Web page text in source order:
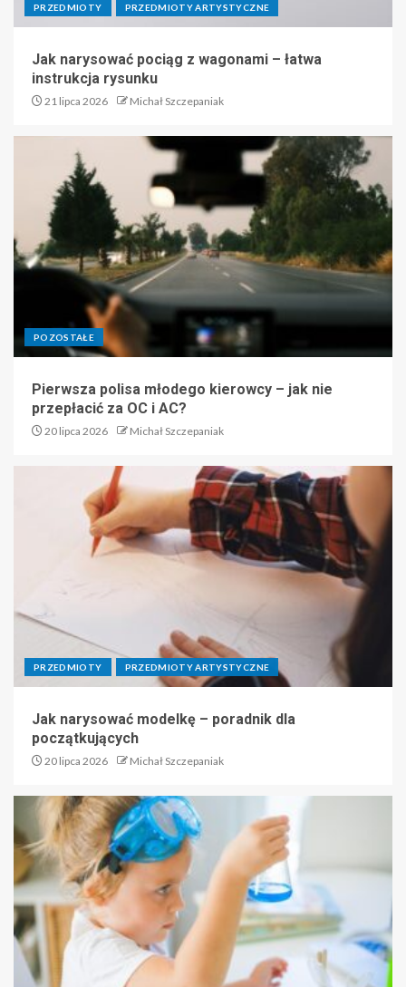
PRZEDMIOTY PRZEDMIOTY ARTYSTYCZNE
Jak narysować pociąg z wagonami – łatwa
instrukcja rysunku
21 lipca 2026 Michał Szczepaniak
POZOSTAŁE
Pierwsza polisa młodego kierowcy – jak nie
przepłacić za OC i AC?
20 lipca 2026 Michał Szczepaniak
PRZEDMIOTY PRZEDMIOTY ARTYSTYCZNE
Jak narysować modelkę – poradnik dla
początkujących
20 lipca 2026 Michał Szczepaniak